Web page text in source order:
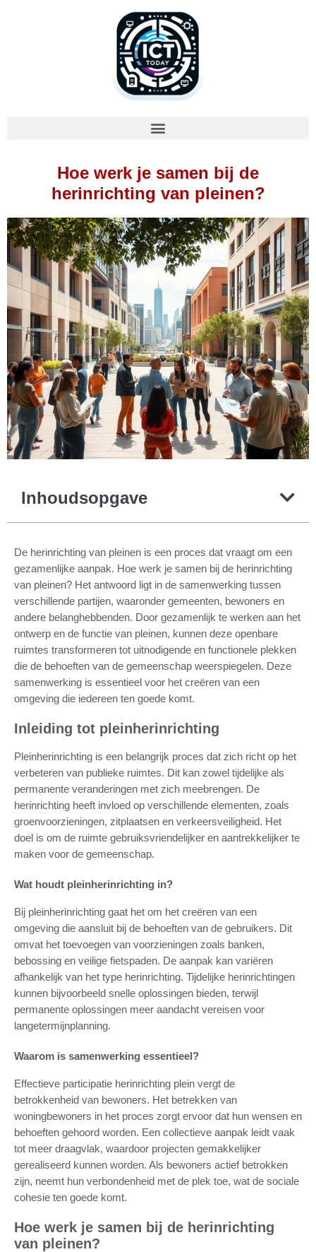
Hoe werk je samen bij de
herinrichting van pleinen?
Inhoudsopgave
De herinrichting van pleinen is een proces dat vraagt om een
gezamenlijke aanpak. Hoe werk je samen bij de herinrichting
van pleinen? Het antwoord ligt in de samenwerking tussen
verschillende partijen, waaronder gemeenten, bewoners en
andere belanghebbenden. Door gezamenlijk te werken aan het
ontwerp en de functie van pleinen, kunnen deze openbare
ruimtes transformeren tot uitnodigende en functionele plekken
die de behoeften van de gemeenschap weerspiegelen. Deze
samenwerking is essentieel voor het creëren van een
omgeving die iedereen ten goede komt.
Inleiding tot pleinherinrichting
Pleinherinrichting is een belangrijk proces dat zich richt op het
verbeteren van publieke ruimtes. Dit kan zowel tijdelijke als
permanente veranderingen met zich meebrengen. De
herinrichting heeft invloed op verschillende elementen, zoals
groenvoorzieningen, zitplaatsen en verkeersveiligheid. Het
doel is om de ruimte gebruiksvriendelijker en aantrekkelijker te
maken voor de gemeenschap.
Wat houdt pleinherinrichting in?
Bij pleinherinrichting gaat het om het creëren van een
omgeving die aansluit bij de behoeften van de gebruikers. Dit
omvat het toevoegen van voorzieningen zoals banken,
bebossing en veilige fietspaden. De aanpak kan variëren
afhankelijk van het type herinrichting. Tijdelijke herinrichtingen
kunnen bijvoorbeeld snelle oplossingen bieden, terwijl
permanente oplossingen meer aandacht vereisen voor
langetermijnplanning.
Waarom is samenwerking essentieel?
Effectieve participatie herinrichting plein vergt de
betrokkenheid van bewoners. Het betrekken van
woningbewoners in het proces zorgt ervoor dat hun wensen en
behoeften gehoord worden. Een collectieve aanpak leidt vaak
tot meer draagvlak, waardoor projecten gemakkelijker
gerealiseerd kunnen worden. Als bewoners actief betrokken
zijn, neemt hun verbondenheid met de plek toe, wat de sociale
cohesie ten goede komt.
Hoe werk je samen bij de herinrichting
van pleinen?